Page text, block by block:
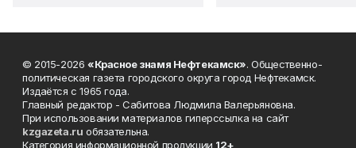
© 2015-2026 «Красное знамя Нефтекамск». Общественно-
политическая газета городского округа город Нефтекамск.
Издаётся с 1965 года.
Главный редактор - Сабитова Людмила Валерьяновна.
При использовании материалов гиперссылка на сайт
kzgazeta.ru обязательна.
Категория информационной продукции 12+